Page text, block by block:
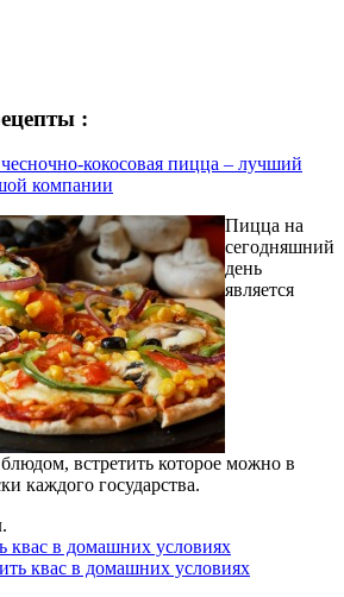
:
кокосовая пицца – лучший
компании
Пицца на
сегодняшний
день
является
встретить которое можно в
каждого государства.
квас в домашних условиях